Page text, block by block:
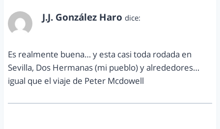
J.J. González Haro dice:
Es realmente buena… y esta casi toda rodada en
Sevilla, Dos Hermanas (mi pueblo) y alrededores…
igual que el viaje de Peter Mcdowell